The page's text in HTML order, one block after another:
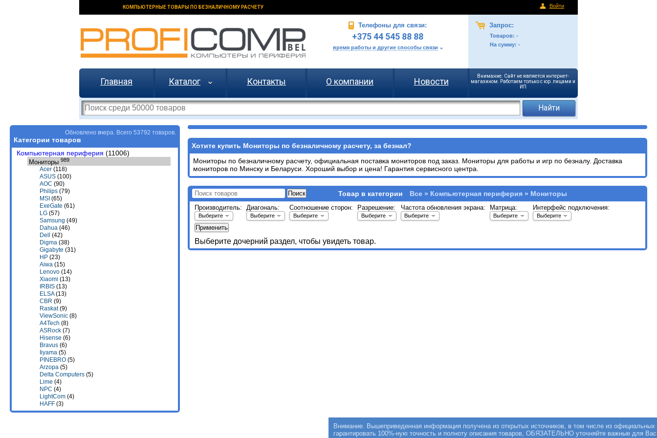
КОМПЬЮТЕРНЫЕ ТОВАРЫ ПО БЕЗНАЛИЧНОМУ РАСЧЕТУ Войти
Телефоны для связи:
+375 44 545 88 88
время работы и другие способы связи
Запрос:
Товаров: -
На сумму: -
Главная Каталог Контакты О компании Новости
Внимание. Сайт не является интернет-
магазином. Работаем только с юр. лицами и
ИП
Обновлено вчера. Всего 53792 товаров.
Категории товаров
Компьютерная периферия (11006)
Мониторы 989
Acer (118)
ASUS (100)
AOC (90)
Philips (79)
MSI (65)
ExeGate (61)
LG (57)
Samsung (49)
Dahua (46)
Dell
(42)
Digma (38)
Gigabyte (31)
HP (23)
Aiwa (15)
Lenovo (14)
Xiaomi (13)
IRBIS (13)
ELSA(13)
CBR (9)
Raskat(9)
ViewSonic (8)
A4Tech (8)
ASRock (7)
Hisense (6)
Bravus (6)
Iiyama (5)
PINEBRO (5)
Arzopa (5)
Delta Computers (5)
Lime (4)
NPC (4)
LightCom (4)
HAFF (3)
Hiper(3)
Хотите купить Мониторы по безналичному расчету, за безнал?
Мониторы по безналичному расчету, официальная поставка мониторов под заказ. Мониторы для работы и игр по безналу. Доставка
мониторов по Минску и Беларуси. Хороший выбор и цена! Гарантия сервисного центра.
Товар в категории Все » Компьютерная периферия » Мониторы
Производитель:
Выберите
Диагональ:
Выберите
Соотношение сторон:
Выберите
Разрешение:
Выберите
Частота обновления экрана:
Выберите
Матрица:
Выберите
Интерфейс подключения:
Выберите
Выберите дочерний раздел, чтобы увидеть товар.
Внимание. Вышеприведенная информация получена из открытых источников, в том числе из
гарантировать 100%-ную точность и полноту описания товаров, ОБЯЗАТЕЛЬНО уточняйте важные для